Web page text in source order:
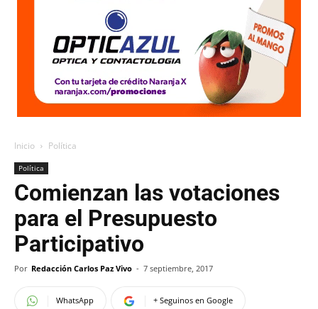
Inicio Política
Política
Comienzan las votaciones
para el Presupuesto
Participativo
Por Redacción Carlos Paz Vivo - 7 septiembre, 2017
WhatsApp + Seguinos en Google